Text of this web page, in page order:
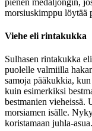
morsiuskimppu löytää
Viehe eli rintakukka
Sulhasen rintakukka
puolelle valmiilla
samoja pääkukkia,
kuin esimerkiksi
bestmanien vieheissä.
morsiamen isälle.
koristamaan juhla-asua.